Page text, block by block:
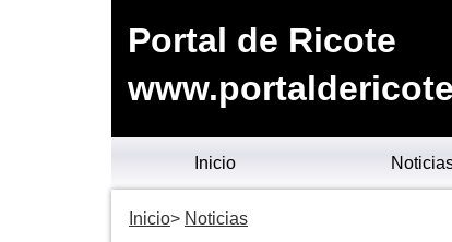
Portal de Ricote
Inicio
Inicio Noticias